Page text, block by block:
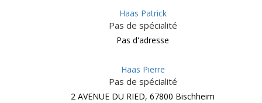
Haas Patrick
Pas de spécialité
Pas d'adresse
Haas Pierre
Pas de spécialité
2 AVENUE DU RIED, 67800 Bischheim